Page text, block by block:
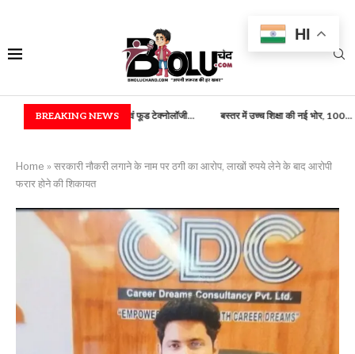
BREAKING NEWS
एवं फूड टेक्नोलॉजी... बस्तर में उच्च शिक्षा की नई भोर, 100... राष्ट्रपति
Home » सरकारी नौकरी लगाने के नाम पर ठगी का आरोप, लाखों रुपये लेने के बाद आरोपी
फरार होने की शिकायत
HI